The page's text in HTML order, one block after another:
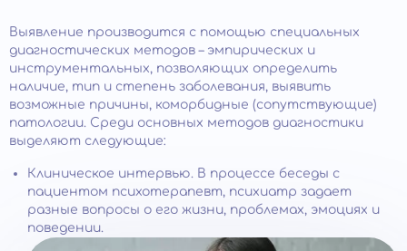
Выявление производится с помощью специальных
диагностических методов – эмпирических и
инструментальных, позволяющих определить
наличие, тип и степень заболевания, выявить
возможные причины, коморбидные (сопутствующие)
патологии. Среди основных методов диагностики
выделяют следующие:
Клиническое интервью. В процессе беседы с
пациентом психотерапевт, психиатр задает
разные вопросы о его жизни, проблемах, эмоциях и
поведении.